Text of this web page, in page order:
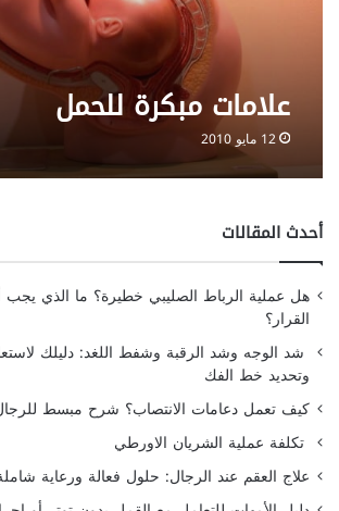
علامات مبكرة للحمل
12 مايو 2010
أحدث المقالات
هل عملية الرباط الصليبي خطيرة؟ ما الذي يجب
القرار؟
شد الوجه وشد الرقبة وشفط اللغد: دليلك
وتحديد خط الفك
كيف تعمل دعامات الانتصاب؟ شرح مبسط للرجال
تكلفة عملية الشريان الاورطي
علاج العقم عند الرجال: حلول فعالة ورعاية